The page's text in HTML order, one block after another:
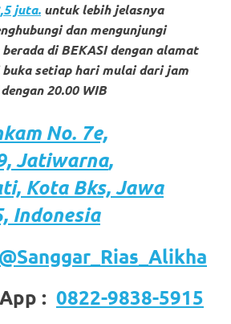
juta. untuk lebih jelasnya
dan mengunjungi
di BEKASI dengan alamat
setiap hari mulai dari jam
20.00 WIB
No. 7e,
Jatiwarna,
KotaBks, Jawa
Indonesia
@Sanggar_Rias_Alikha
: 0822-9838-5915